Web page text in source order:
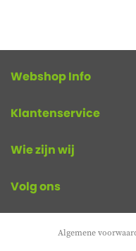
Webshop Info
Klantenservice
Wie zijn wij
Volg ons
Algemene